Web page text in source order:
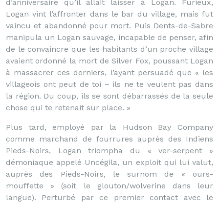
d’anniversaire qu’il allait laisser à Logan. Furieux,
Logan vint l’affronter dans le bar du village, mais fut
vaincu et abandonné pour mort. Puis Dents-de-Sabre
manipula un Logan sauvage, incapable de penser, afin
de le convaincre que les habitants d’un proche village
avaient ordonné la mort de Silver Fox, poussant Logan
à massacrer ces derniers, l’ayant persuadé que « les
villageois ont peut de toi – ils ne te veulent pas dans
la région. Du coup, ils se sont débarrassés de la seule
chose qui te retenait sur place. »
Plus tard, employé par la Hudson Bay Company
comme marchand de fourrures auprès des Indiens
Pieds-Noirs, Logan triompha du « ver-serpent »
démoniaque appelé Uncégila, un exploit qui lui valut,
auprès des Pieds-Noirs, le surnom de « ours-
mouffette » (soit le glouton/wolverine dans leur
langue). Perturbé par ce premier contact avec le